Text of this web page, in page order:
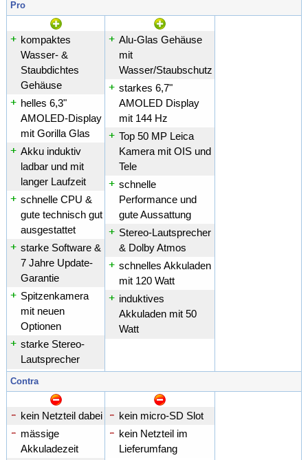
Pro
kompaktes
Wasser- &
Staubdichtes
Gehäuse
helles 6,3"
AMOLED-Display
mit Gorilla Glas
Akku induktiv
ladbar und mit
langer Laufzeit
schnelle CPU &
gute technisch gut
ausgestattet
starke Software &
7 Jahre Update-
Garantie
Spitzenkamera
mit neuen
Optionen
starke Stereo-
Lautsprecher
Alu-Glas Gehäuse
mit
Wasser/Staubschutz
starkes 6,7"
AMOLED Display
mit 144 Hz
Top 50 MP Leica
Kamera mit OIS und
Tele
schnelle
Performance und
gute Aussattung
Stereo-Lautsprecher
& Dolby Atmos
schnelles Akkuladen
mit 120 Watt
induktives
Akkuladen mit 50
Watt
Contra
kein Netzteil dabei
mässige
Akkuladezeit
kein micro-SD Slot
kein Netzteil im
Lieferumfang